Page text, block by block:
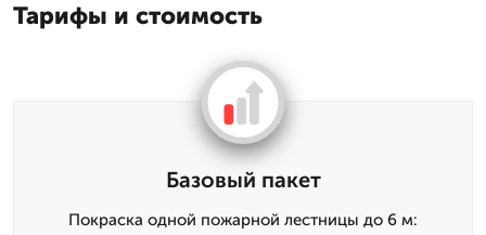
Тарифы и стоимость
Базовый пакет
Покраска одной пожарной лестницы до 6 м: